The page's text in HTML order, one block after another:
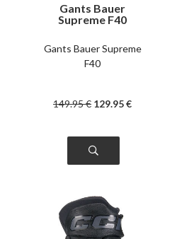
Gants Bauer
Supreme F40
Gants Bauer Supreme
F40
149.95€ 129.95€